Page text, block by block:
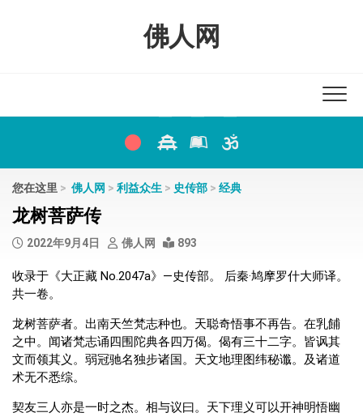
佛人网
您在这里 > 佛人网 > 利益众生 > 史传部 > 经典
龙树菩萨传
2022年9月4日 佛人网 893
收录于《大正藏 No.2047a》—史传部。 后秦·鸠摩罗什大师译。
共一卷。
龙树菩萨者。出南天竺梵志种也。天聪奇悟事不再告。在乳餔
之中。闻诸梵志诵四围陀典各四万偈。偈有三十二字。皆讽其
文而领其义。弱冠驰名独步诸国。天文地理图纬秘谶。及诸道
术无不悉综。
契友三人亦是一时之杰。相与议曰。天下理义可以开神明悟幽